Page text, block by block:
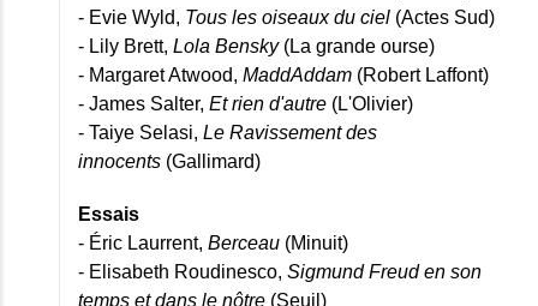
- Evie Wyld, Tous les oiseaux du ciel (Actes Sud)
- Lily Brett, Lola Bensky (La grande ourse)
- Margaret Atwood, MaddAddam (Robert Laffont)
- James Salter, Et rien d'autre (L'Olivier)
- Taiye Selasi, Le Ravissement des
innocents (Gallimard)
Essais
- Éric Laurrent, Berceau (Minuit)
- Elisabeth Roudinesco, Sigmund Freud en son
temps et dans le nôtre (Seuil)